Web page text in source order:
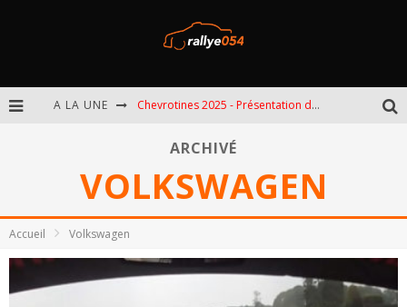
A LA UNE Chevrotines 2025 - Présentation de l'épreuve
Omloop 2025 - Présentation de l'épreuve
Spa 2025 - Présentation de l'épreuve
ARCHIVÉ
VOLKSWAGEN
Accueil Volkswagen